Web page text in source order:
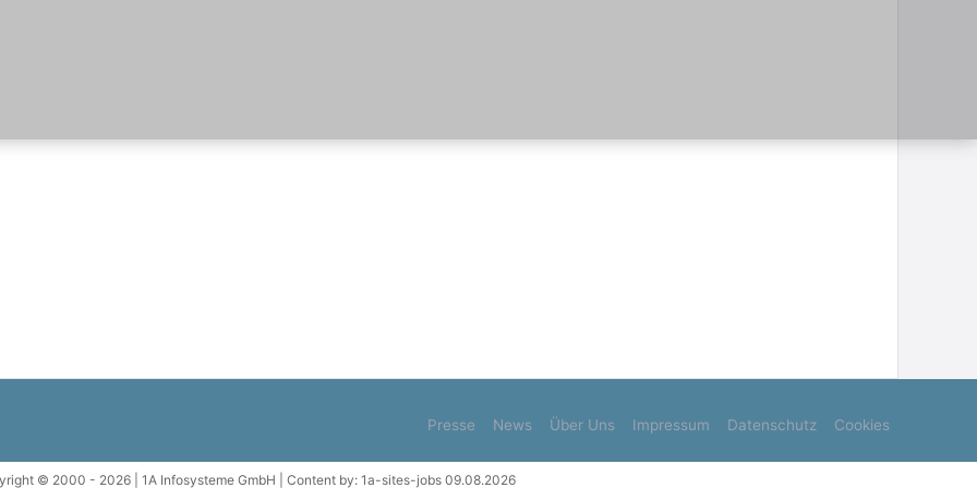
Presse News Über Uns Impressum Datenschutz Cookies
© 2000 - 2026 | 1A Infosysteme GmbH | Content by: 1a-sites-jobs 09.08.2026